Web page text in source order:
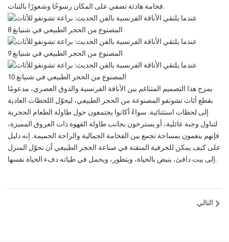
فخامة هادئة تضفي على المكان رسوخًا وشعورًا بالثبات.
يمزج هذا التصميم المتناغم بين الأناقة الفرنسية والذوق العصري، مدعومًا
بقطع أثاث تشونفو المصنوعة من الحجر الطبيعي، ليحوّل اللحظات العادية
إلى لحظات استثنائية. سواءً أكانوا يجتمعون حول طاولة الطعام الحجرية
لتناول وجبة عائلية، أو يسترخون بجانب طاولة القهوة ذات العروق المميزة،
فإنهم ينعمون بمساحة تجمع بين الفخامة الجمالية والراحة الحميمة. إنه دليل
على كيف يمكن للحرفية المتقنة في صناعة الحجر الطبيعي أن تحوّل المنزل
إلى بيت دافئ، ينبض بالحياة، ويتطور، ويحمل في طياته دفء الحياة نفسها.
التالي